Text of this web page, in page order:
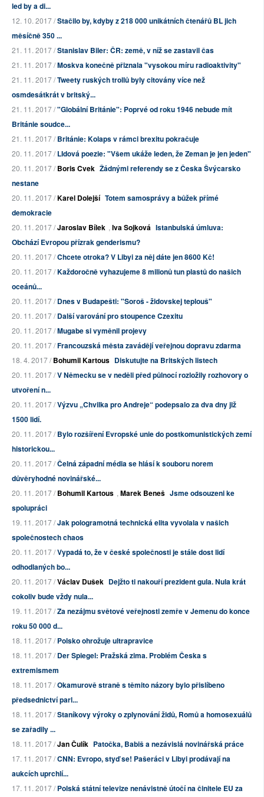
led by a di...
12. 10. 2017 /Stačilo by, kdyby z 218 000 unikátních čtenářů BL jich
měsíčně 350 ...
21. 11. 2017 /Stanislav Biler: ČR: země, v níž se zastavil čas
21. 11. 2017 /Moskva konečně přiznala "vysokou míru radioaktivity"
21. 11. 2017 /Tweety ruských trollů byly citovány více než
osmdesátkrát v britský...
21. 11. 2017 /"Globální Británie": Poprvé od roku 1946 nebude mít
Británie soudce...
21. 11. 2017 /Británie: Kolaps v rámci brexitu pokračuje
20. 11. 2017 /LIdová poezie: "Všem ukáže leden, že Zeman je jen jeden"
20. 11. 2017 /Boris Cvek Žádnými referendy se z Česka Švýcarsko
nestane
20. 11. 2017 /Karel Dolejší Totem samosprávy a bůžek přímé
demokracie
20. 11. 2017 /Jaroslav Bílek , Iva Sojková Istanbulská úmluva:
Obchází Evropou přízrak genderismu?
20. 11. 2017 /Chcete otroka? V Libyi za něj dáte jen 8600 Kč!
20. 11. 2017 /Každoročně vyhazujeme 8 milionů tun plastů do našich
oceánů...
20. 11. 2017 /Dnes v Budapešti: "Soroš - židovskej teplouš"
20. 11. 2017 /Další varování pro stoupence Czexitu
20. 11. 2017 /Mugabe si vyměnil projevy
20. 11. 2017 /Francouzská města zavádějí veřejnou dopravu zdarma
18. 4. 2017 /Bohumil Kartous Diskutujte na Britských listech
20. 11. 2017 /V Německu se v neděli před půlnocí rozložily rozhovory o
utvoření n...
20. 11. 2017 /Výzvu „Chvilka pro Andreje“ podepsalo za dva dny již
1500 lidí.
20. 11. 2017 /Bylo rozšíření Evropské unie do postkomunistických zemí
historickou...
20. 11. 2017 /Čelná západní média se hlásí k souboru norem
důvěryhodné novinářské...
20. 11. 2017 /Bohumil Kartous , Marek Beneš Jsme odsouzeni ke
spolupráci
19. 11. 2017 /Jak pologramotná technická elita vyvolala v našich
společnostech chaos
20. 11. 2017 /Vypadá to, že v české společnosti je stále dost lidí
odhodlaných bo...
20. 11. 2017 /Václav Dušek Dejžto ti nakouří prezident gula. Nula krát
cokoliv bude vždy nula...
19. 11. 2017 /Za nezájmu světové veřejnosti zemře v Jemenu do konce
roku 50 000 d...
18. 11. 2017 /Polsko ohrožuje ultrapravice
18. 11. 2017 /Der Spiegel: Pražská zima. Problém Česka s
extremismem
18. 11. 2017 /Okamurově straně s těmito názory bylo přislíbeno
předsednictví parl...
18. 11. 2017 /Staníkovy výroky o zplynování židů, Romů a homosexuálů
se zařadily ...
18. 11. 2017 /Jan Čulík Patočka, Babiš a nezávislá novinářská práce
17. 11. 2017 /CNN: Evropo, styď se! Pašeráci v Libyi prodávají na
aukcích uprchlí...
17. 11. 2017 /Polská státní televize nenávistně útočí na činitele EU za